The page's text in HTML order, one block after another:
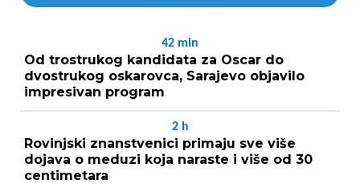
42 min
Od trostrukog kandidata za Oscar do
dvostrukog oskarovca, Sarajevo objavilo
impresivan program
2 h
Rovinjski znanstvenici primaju sve više
dojava o meduzi koja naraste i više od 30
centimetara